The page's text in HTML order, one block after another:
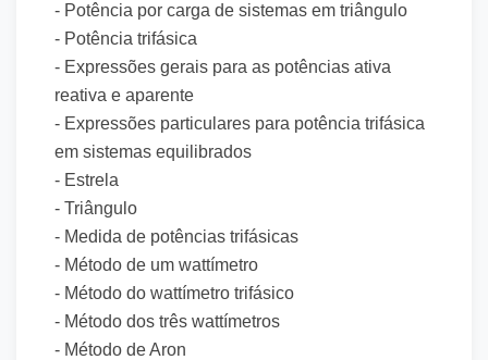
- Potência por carga de sistemas em triângulo
- Potência trifásica
- Expressões gerais para as potências ativa
reativa e aparente
- Expressões particulares para potência trifásica
em sistemas equilibrados
- Estrela
- Triângulo
- Medida de potências trifásicas
- Método de um wattímetro
- Método do wattímetro trifásico
- Método dos três wattímetros
- Método de Aron